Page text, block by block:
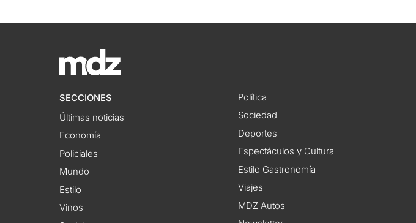
SECCIONES
Últimas noticias
Economía
Policiales
Mundo
Estilo
Vinos
Política
Sociedad
Deportes
Espectáculos y Cultura
Estilo Gastronomía
Viajes
MDZ Autos